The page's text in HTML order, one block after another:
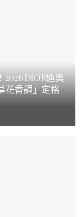
DIOR迪奧
花香調」定格